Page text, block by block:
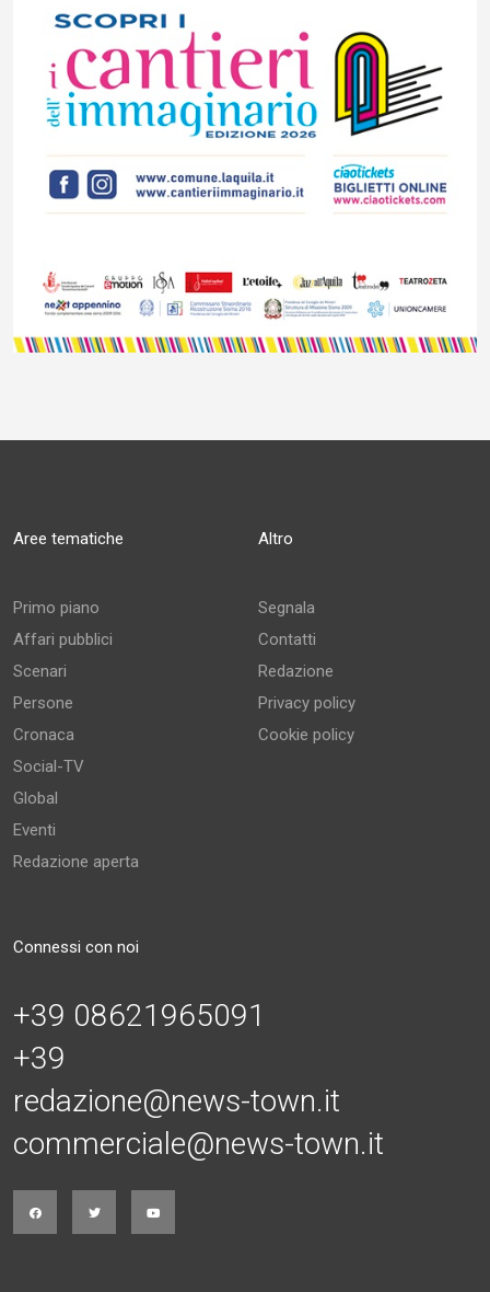
Aree tematiche
Primo piano
Affari pubblici
Scenari
Persone
Cronaca
Social-TV
Global
Eventi
Redazione aperta
Altro
Segnala
Contatti
Redazione
Privacy policy
Cookie policy
Connessi con noi
+39 08621965091
+39
redazione@news-town.it
commerciale@news-town.it